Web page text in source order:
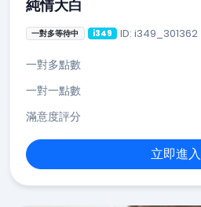
純情大白
一對多等待中 i349 ID: i349_301362
一對多點數
一對一點數
滿意度評分
立即進入